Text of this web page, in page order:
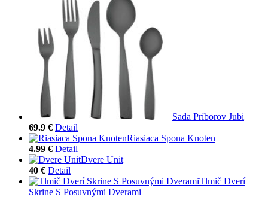
Sada Príborov Jubi
69.9 € Detail
Riasiaca Spona Knoten
4.99 € Detail
Dvere Unit
40 € Detail
Tlmič Dverí
Skrine S Posuvnými Dverami